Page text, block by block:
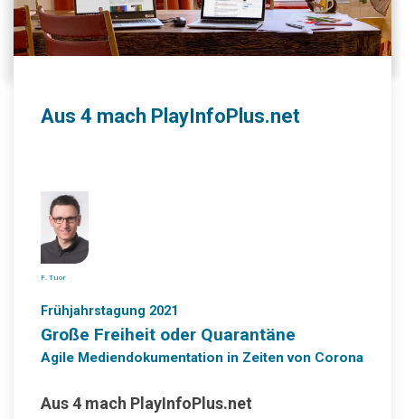
Aus 4 mach PlayInfoPlus.net
F. Tuor
Frühjahrstagung 2021
Große Freiheit oder Quarantäne
Agile Mediendokumentation in Zeiten von Corona
Aus 4 mach PlayInfoPlus.net